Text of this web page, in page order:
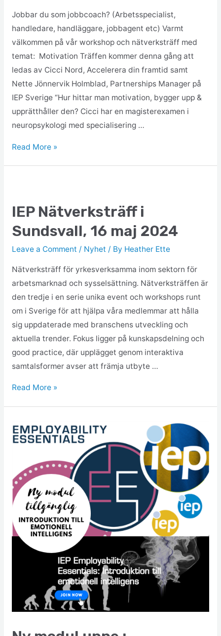
Jobbar du som jobbcoach? (Arbetsspecialist,
handledare, handläggare, jobbagent etc) Varmt
välkommen på vår workshop och nätverksträff med
temat: Motivation Träffen kommer denna gång att
ledas av Cicci Nord, Accelerera din framtid samt
Nette Jönnervik Holmblad, Partnerships Manager på
IEP Sverige “Hur hittar man motivation, bygger upp &
upprätthåller den? Cicci har en magisterexamen i
neuropsykologi med specialisering …
Read More »
IEP Nätverksträff i
Sundsvall, 16 maj 2024
Leave a Comment / Nyhet / By Heather Ette
Nätverksträff för yrkesverksamma inom sektorn för
arbetsmarknad och sysselsättning. Nätverksträffen är
den tredje i en serie unika event och workshops runt
om i Sverige för att hjälpa våra medlemmar att hålla
sig uppdaterade med branschens utveckling och
aktuella trender. Fokus ligger på kunskapsdelning och
good practice, där upplägget genom interaktiva
samtalsformer avser att främja utbyte …
Read More »